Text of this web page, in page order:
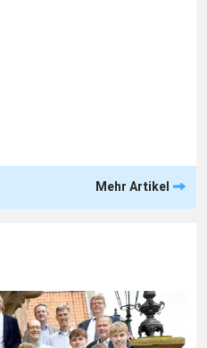
Mehr Artikel